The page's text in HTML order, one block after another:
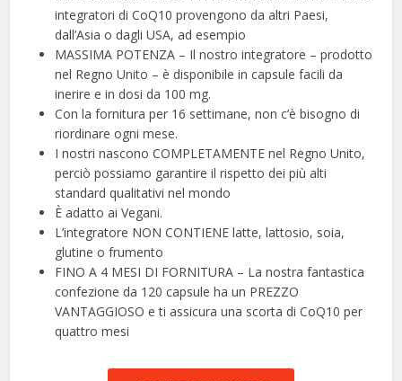
integratori di CoQ10 provengono da altri Paesi,
dall’Asia o dagli USA, ad esempio
MASSIMA POTENZA – Il nostro integratore – prodotto
nel Regno Unito – è disponibile in capsule facili da
inerire e in dosi da 100 mg.
Con la fornitura per 16 settimane, non c’è bisogno di
riordinare ogni mese.
I nostri nascono COMPLETAMENTE nel Regno Unito,
perciò possiamo garantire il rispetto dei più alti
standard qualitativi nel mondo
È adatto ai Vegani.
L’integratore NON CONTIENE latte, lattosio, soia,
glutine o frumento
FINO A 4 MESI DI FORNITURA – La nostra fantastica
confezione da 120 capsule ha un PREZZO
VANTAGGIOSO e ti assicura una scorta di CoQ10 per
quattro mesi